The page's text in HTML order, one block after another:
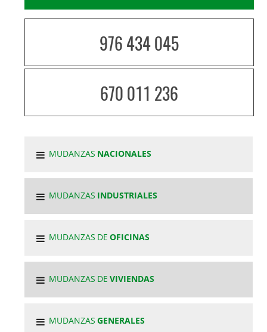
976 434 045
670 011 236
MUDANZAS NACIONALES
MUDANZAS INDUSTRIALES
MUDANZAS DEOFICINAS
MUDANZAS DEVIVIENDAS
MUDANZASGENERALES